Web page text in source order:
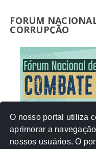
FORUM
CORRUPÇÃO
NUVEM DE TAGS
O nosso portal utiliza
aprimorar a
nossos usuários. O